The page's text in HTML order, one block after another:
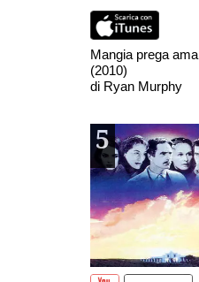
Mangia prega ama
(2010)
di Ryan Murphy
5